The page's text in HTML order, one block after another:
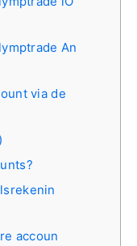
An
via de
accoun